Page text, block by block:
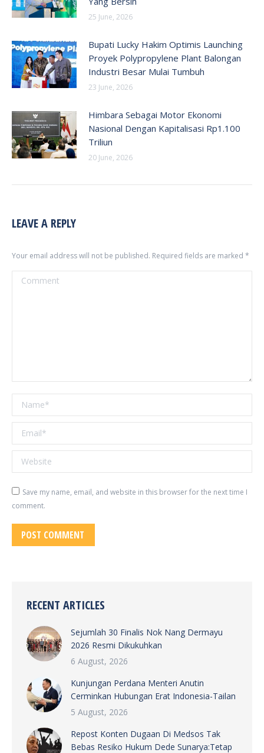
25 June, 2026
Bupati Lucky Hakim Optimis Launching
Proyek Polypropylene Plant Balongan
Industri Besar Mulai Tumbuh
23 June, 2026
Himbara Sebagai Motor Ekonomi
Nasional Dengan Kapitalisasi Rp1.100
Triliun
20 June, 2026
LEAVE A REPLY
Your email address will not be published. Required fields are marked *
Comment
Name *
Email *
Website
Save my name, email, and website in this browser for the next time I
comment.
POST COMMENT
RECENT ARTICLES
Sejumlah 30 Finalis Nok Nang Dermayu
2026 Resmi Dikukuhkan
6 August, 2026
Kunjungan Perdana Menteri Anutin
Cerminkan Hubungan Erat Indonesia-Tailan
5 August, 2026
Repost Konten Dugaan Di Medsos Tak
Bebas Resiko Hukum Dede Sunarya:Tetap